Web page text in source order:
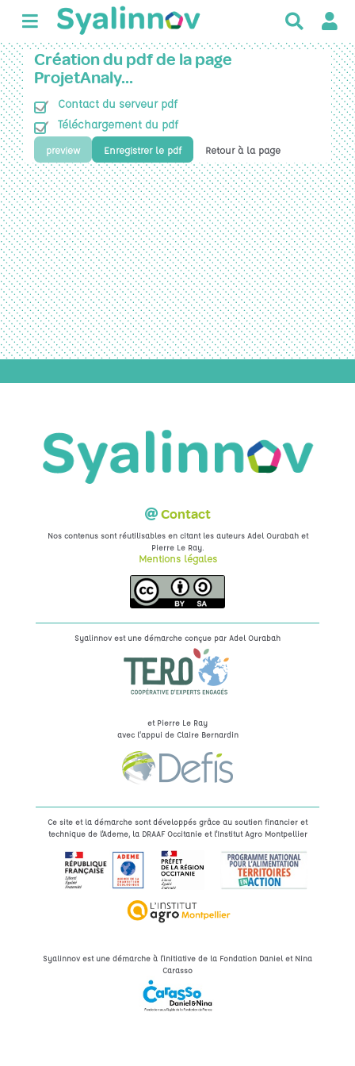
c
e
r
Création du pdf de la page
ProjetAnaly…
Contact du serveur pdf
Téléchargement du pdf
preview Enregistrer le pdf Retour à la page
Contact
Nos contenus sont réutilisables en citant les auteurs Adel Ourabah et
Pierre Le Ray.
Mentions légales
Syalinnov est une démarche conçue par Adel Ourabah
et Pierre Le Ray
avec l’appui de Claire Bernardin
Ce site et la démarche sont développés grâce au soutien financier et
technique de l'Ademe, la DRAAF Occitanie et l'Institut Agro Montpellier
Syalinnov est une démarche à l'initiative de la Fondation Daniel et Nina
Carasso